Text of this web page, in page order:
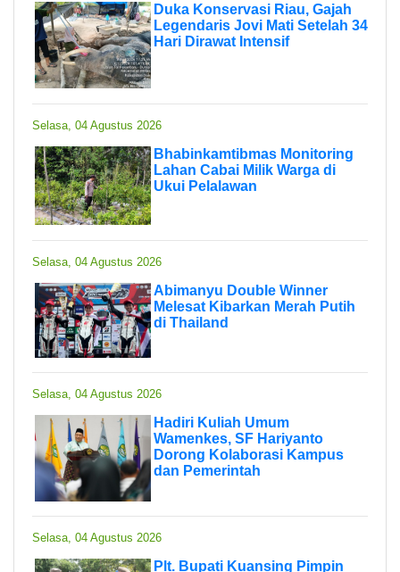
Duka Konservasi Riau, Gajah
Legendaris Jovi Mati Setelah 34
Hari Dirawat Intensif
Selasa, 04 Agustus 2026
Bhabinkamtibmas Monitoring
Lahan Cabai Milik Warga di
Ukui Pelalawan
Selasa, 04 Agustus 2026
Abimanyu Double Winner
Melesat Kibarkan Merah Putih
di Thailand
Selasa, 04 Agustus 2026
Hadiri Kuliah Umum
Wamenkes, SF Hariyanto
Dorong Kolaborasi Kampus
dan Pemerintah
Selasa, 04 Agustus 2026
Plt. Bupati Kuansing Pimpin